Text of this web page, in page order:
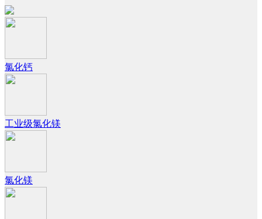
氯化钙
工业级氯化镁
氯化镁